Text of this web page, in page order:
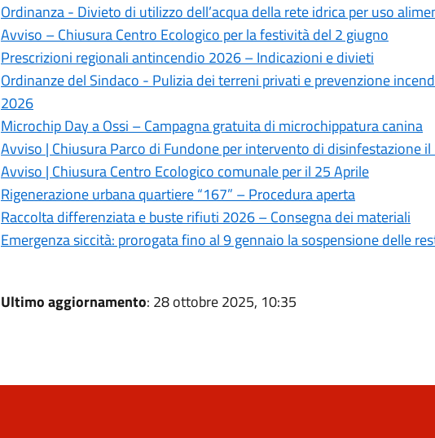
Ordinanza - Divieto di utilizzo dell’acqua della rete idrica per uso
Avviso – Chiusura Centro Ecologico per la festività del 2 giugno
Prescrizioni regionali antincendio 2026 – Indicazioni e divieti
Ordinanze del Sindaco - Pulizia dei terreni privati e prevenzione
2026
Microchip Day a Ossi – Campagna gratuita di microchippatura canina
Avviso | Chiusura Parco di Fundone per intervento di disinfestazione
Avviso | Chiusura Centro Ecologico comunale per il 25 Aprile
Rigenerazione urbana quartiere “167” – Procedura aperta
Raccolta differenziata e buste rifiuti 2026 – Consegna dei materiali
Emergenza siccità: prorogata fino al 9 gennaio la sospensione delle
Ultimo aggiornamento: 28 ottobre 2025, 10:35